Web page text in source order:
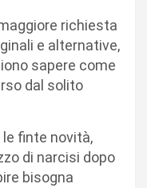
richiesta
e alternative,
sapere come
dal solito
finte novità,
di narcisi dopo
bisogna